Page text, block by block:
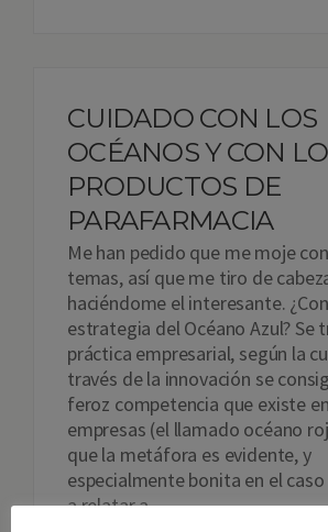
CUIDADO CON LOS
OCÉANOS Y CON
PRODUCTOS DE
PARAFARMACIA
Me han pedido que me moje
temas, así que me tiro de
haciéndome el interesante.
estrategia del Océano Azul? Se
práctica empresarial, según la
través de la innovación se
feroz competencia que existe
empresas (el llamado océano
que la metáfora es evidente, y
especialmente bonita en el
a relatar a…